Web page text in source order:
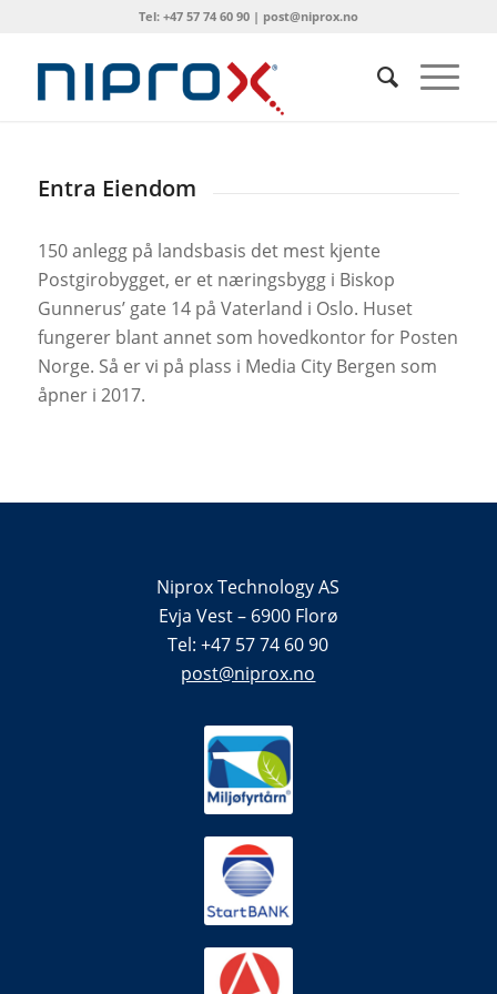
Tel: +47 57 74 60 90 | post@niprox.no
Entra Eiendom
150 anlegg på landsbasis det mest kjente
Postgirobygget, er et næringsbygg i Biskop
Gunnerus’ gate 14 på Vaterland i Oslo. Huset
fungerer blant annet som hovedkontor for Posten
Norge. Så er vi på plass i Media City Bergen som
åpner i 2017.
Niprox Technology AS
Evja Vest – 6900 Florø
Tel: +47 57 74 60 90
post@niprox.no